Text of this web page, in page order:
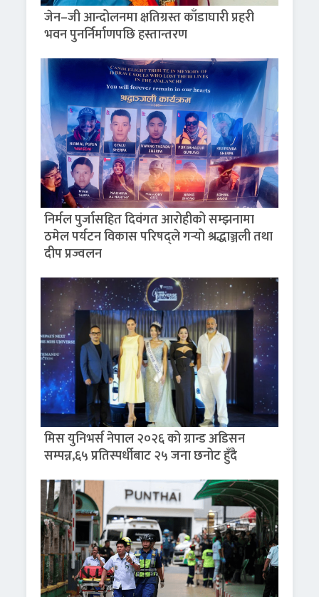
जेन–जी आन्दोलनमा क्षतिग्रस्त काँडाघारी प्रहरी
भवन पुनर्निर्माणपछि हस्तान्तरण
निर्मल पुर्जासहित दिवंगत आरोहीको सम्झनामा
ठमेल पर्यटन विकास परिषद्ले गर्‍यो श्रद्धाञ्जली तथा
दीप प्रज्वलन
मिस युनिभर्स नेपाल २०२६ को ग्रान्ड अडिसन
सम्पन्न,६५ प्रतिस्पर्धीबाट २५ जना छनोट हुँदै